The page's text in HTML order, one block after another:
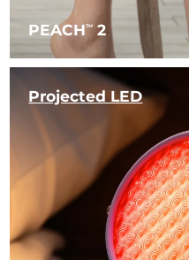
PEACHTM 2
Projected LED